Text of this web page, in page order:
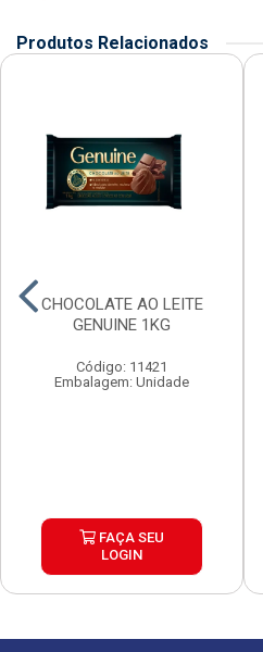
Produtos Relacionados
CHOCOLATE AO LEITE
GENUINE 1KG
Código: 11421
Embalagem: Unidade
FAÇA SEU
LOGIN